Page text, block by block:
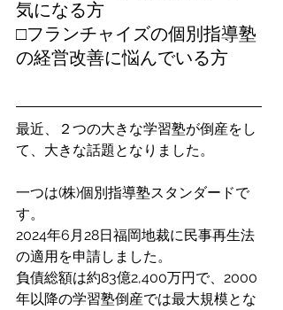
気になる方
□フランチャイズの個別指導塾
の経営改善に悩んでいる方
最近、２つの大きな学習塾が倒産をし
て、大きな話題となりました。
一つは(株)個別指導塾スタンダードで
す。
2024年6月28日福岡地裁に民事再生法
の適用を申請しました。
負債総額は約83億2,400万円で、2000
年以降の学習塾倒産では最大規模とな